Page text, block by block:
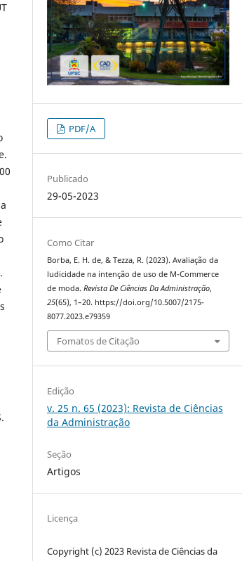
PDF/A
Publicado
29-05-2023
Como Citar
Borba, E. H. de, & Tezza, R. (2023). Avaliação da
ludicidade na intenção de uso de M-Commerce
de moda.Revista De Ciências Da Administração,
25(65), 1–20. https://doi.org/10.5007/2175-
8077.2023.e79359
Fomatos de Citação
Edição
v. 25 n. 65 (2023): Revista de Ciências
da Administração
Seção
Artigos
Licença
Copyright (c) 2023 Revista de Ciências da